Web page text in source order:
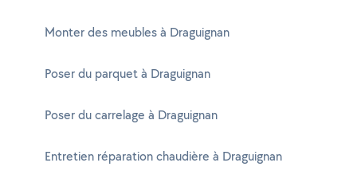
Monter des meubles à Draguignan
Poser du parquet à Draguignan
Poser du carrelage à Draguignan
Entretien réparation chaudière à Draguignan